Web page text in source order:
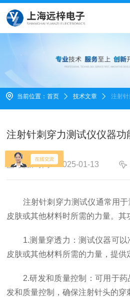
当前位置： 首页 技术文章 注射
注射针刺穿力测试仪仪器功
更新时间：2025-01-13
注射针刺穿力测试仪通常用于
皮肤或其他材料时所需的力量。其
1.测量穿透力：测试仪器可以
皮肤或其他材料所需的力量，提供
2.研发和质量控制：可用于药
发和质量控制，确保注射针头的穿